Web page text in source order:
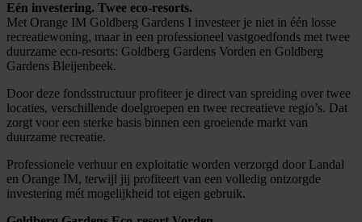
Eén investering. Twee eco-resorts.
Met Orange IM Goldberg Gardens I investeer je niet in één losse
recreatiewoning, maar in een professioneel vastgoedfonds met twee
duurzame eco-resorts: Goldberg Gardens Vorden en Goldberg
Gardens Bleijenbeek.
Door deze fondsstructuur profiteer je direct van spreiding over twee
locaties, verschillende doelgroepen en twee recreatieve regio’s. Dat
zorgt voor een sterke basis binnen een groeiende markt van
duurzame recreatie.
Professionele verhuur en exploitatie worden verzorgd door Landal
en Orange IM, terwijl jij profiteert van een volledig ontzorgde
investering mét mogelijkheid tot eigen gebruik.